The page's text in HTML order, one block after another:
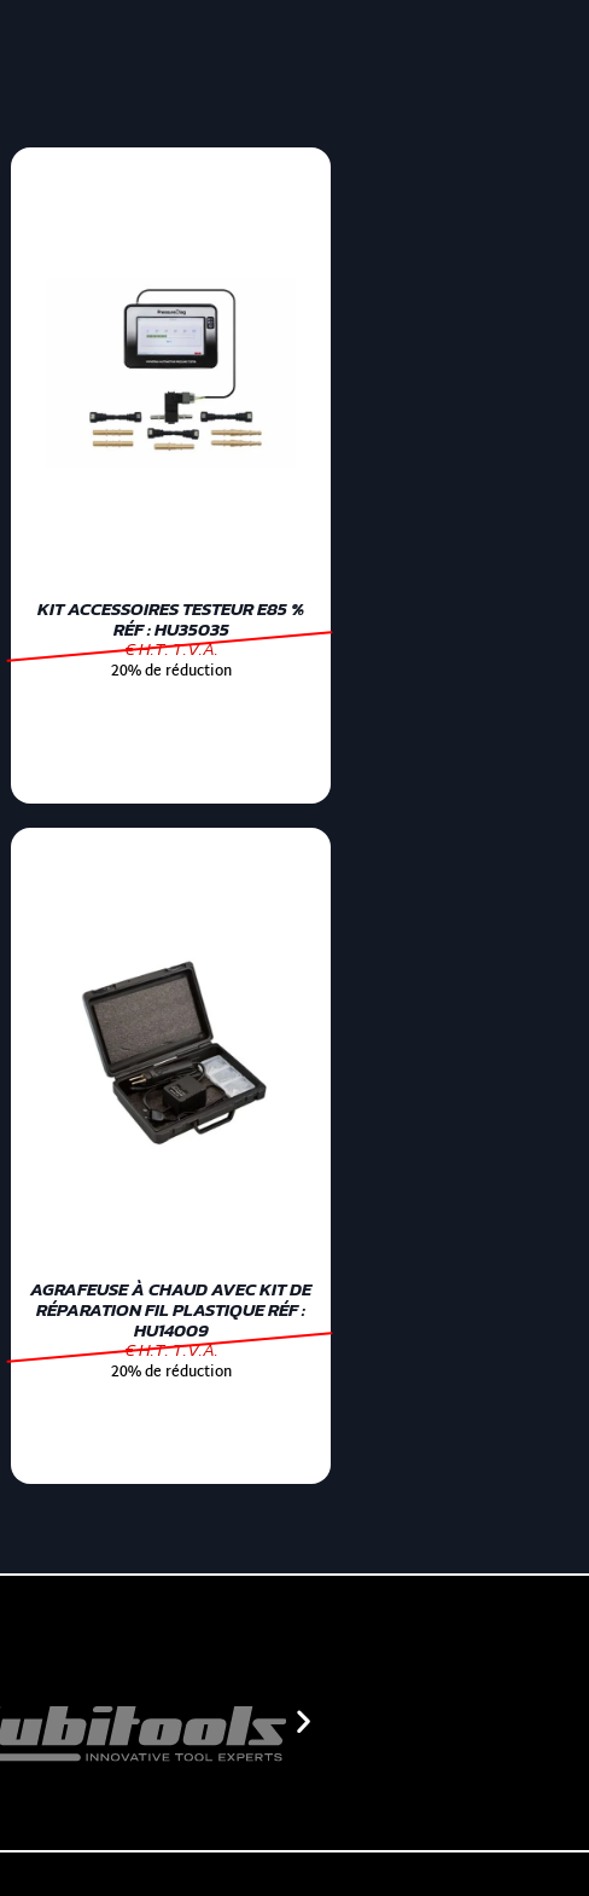
KIT ACCESSOIRES TESTEUR E85 %
RÉF : HU35035
€ H.T. T.V.A.
20% de réduction
AGRAFEUSE À CHAUD AVEC KIT DE
RÉPARATION FIL PLASTIQUE RÉF :
HU14009
€ H.T. T.V.A.
20% de réduction